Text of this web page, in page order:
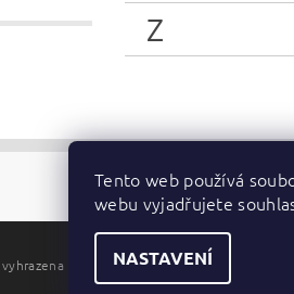
Z
Tento web používá
webu vyjadřujete
NASTAVENÍ